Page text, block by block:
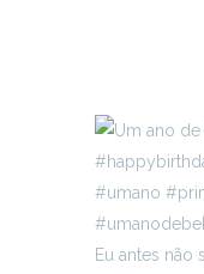
Eu antes não